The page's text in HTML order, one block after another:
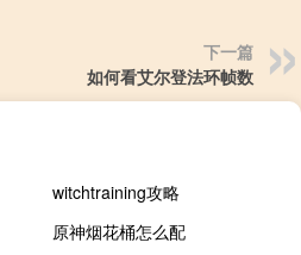
下一篇
如何看艾尔登法环帧数
witchtraining攻略
原神烟花桶怎么配